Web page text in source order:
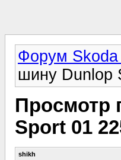
Форум Skoda
шину Dunlop
Просмотр
Sport 01
shikh